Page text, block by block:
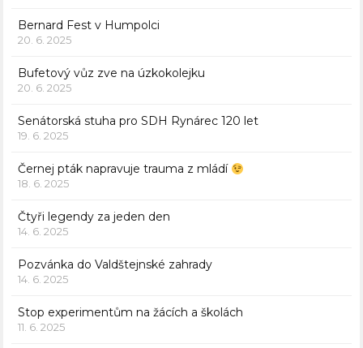
Bernard Fest v Humpolci
20. 6. 2025
Bufetový vůz zve na úzkokolejku
20. 6. 2025
Senátorská stuha pro SDH Rynárec 120 let
19. 6. 2025
Černej pták napravuje trauma z mládí
18. 6. 2025
Čtyři legendy za jeden den
14. 6. 2025
Pozvánka do Valdštejnské zahrady
14. 6. 2025
Stop experimentům na žácích a školách
11. 6. 2025